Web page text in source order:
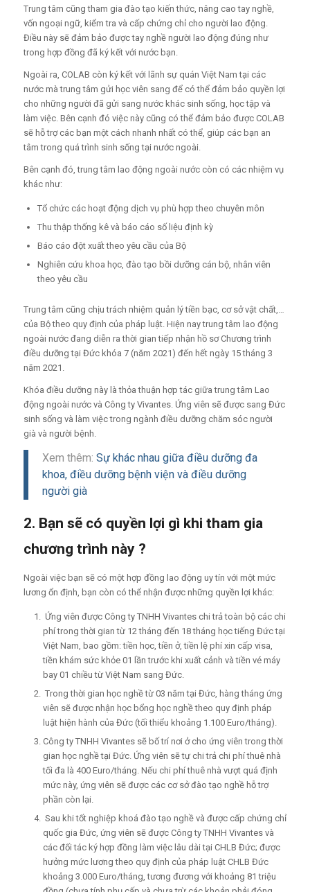
Trung tâm cũng tham gia đào tạo kiến thức, nâng cao tay nghề,
vốn ngoại ngữ, kiểm tra và cấp chứng chỉ cho người lao động.
Điều này sẽ đảm bảo được tay nghề người lao động đúng như
trong hợp đồng đã ký kết với nước bạn.
Ngoài ra, COLAB còn ký kết với lãnh sự quán Việt Nam tại các
nước mà trung tâm gửi học viên sang để có thể đảm bảo quyền lợi
cho những người đã gửi sang nước khác sinh sống, học tập và
làm việc. Bên cạnh đó việc này cũng có thể đảm bảo được COLAB
sẽ hỗ trợ các bạn một cách nhanh nhất có thể, giúp các bạn an
tâm trong quá trình sinh sống tại nước ngoài.
Bên cạnh đó, trung tâm lao động ngoài nước còn có các nhiệm vụ
khác như:
Tổ chức các hoạt động dịch vụ phù hợp theo chuyên môn
Thu thập thống kê và báo cáo số liệu định kỳ
Báo cáo đột xuất theo yêu cầu của Bộ
Nghiên cứu khoa học, đào tạo bồi dưỡng cán bộ, nhân viên
theo yêu cầu
Trung tâm cũng chịu trách nhiệm quản lý tiền bạc, cơ sở vật chất,…
của Bộ theo quy định của pháp luật. Hiện nay trung tâm lao động
ngoài nước đang diễn ra thời gian tiếp nhận hồ sơ Chương trình
điều dưỡng tại Đức khóa 7 (năm 2021) đến hết ngày 15 tháng 3
năm 2021.
Khóa điều dưỡng này là thỏa thuận hợp tác giữa trung tâm Lao
động ngoài nước và Công ty Vivantes. Ứng viên sẽ được sang Đức
sinh sống và làm việc trong ngành điều dưỡng chăm sóc người
già và người bệnh.
Xem thêm: Sự khác nhau giữa điều dưỡng đa
khoa, điều dưỡng bệnh viện và điều dưỡng
người già
2. Bạn sẽ có quyền lợi gì khi tham gia
chương trình này ?
Ngoài việc bạn sẽ có một hợp đồng lao động uy tín với một mức
lương ổn định, bạn còn có thể nhận được những quyền lợi khác:
Ứng viên được Công ty TNHH Vivantes chi trả toàn bộ các chi
phí trong thời gian từ 12 tháng đến 18 tháng học tiếng Đức tại
Việt Nam, bao gồm: tiền học, tiền ở, tiền lệ phí xin cấp visa,
tiền khám sức khỏe 01 lần trước khi xuất cảnh và tiền vé máy
bay 01 chiều từ Việt Nam sang Đức.
Trong thời gian học nghề từ 03 năm tại Đức, hàng tháng ứng
viên sẽ được nhận học bổng học nghề theo quy định pháp
luật hiện hành của Đức (tối thiểu khoảng 1.100 Euro/tháng).
Công ty TNHH Vivantes sẽ bố trí nơi ở cho ứng viên trong thời
gian học nghề tại Đức. Ứng viên sẽ tự chi trả chi phí thuê nhà
tối đa là 400 Euro/tháng. Nếu chi phí thuê nhà vượt quá định
mức này, ứng viên sẽ được các cơ sở đào tạo nghề hỗ trợ
phần còn lại.
Sau khi tốt nghiệp khoá đào tạo nghề và được cấp chứng chỉ
quốc gia Đức, ứng viên sẽ được Công ty TNHH Vivantes và
các đối tác ký hợp đồng làm việc lâu dài tại CHLB Đức; được
hưởng mức lương theo quy định của pháp luật CHLB Đức
khoảng 3.000 Euro/tháng, tương đương với khoảng 81 triệu